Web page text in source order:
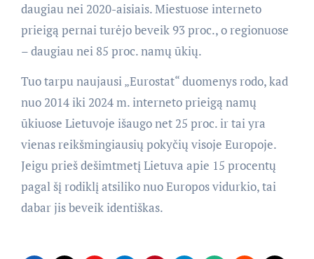
daugiau nei 2020-aisiais. Miestuose interneto
prieigą pernai turėjo beveik 93 proc., o regionuose
– daugiau nei 85 proc. namų ūkių.
Tuo tarpu naujausi „Eurostat“ duomenys rodo, kad
nuo 2014 iki 2024 m. interneto prieigą namų
ūkiuose Lietuvoje išaugo net 25 proc. ir tai yra
vienas reikšmingiausių pokyčių visoje Europoje.
Jeigu prieš dešimtmetį Lietuva apie 15 procentų
pagal šį rodiklį atsiliko nuo Europos vidurkio, tai
dabar jis beveik identiškas.